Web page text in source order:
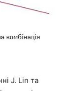
J. Lin та